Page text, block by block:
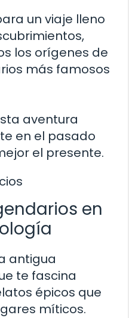
un viaje lleno
los orígenes de
más famosos
aventura
en el pasado
el presente.
en
antigua
te fascina
épicos que
míticos.